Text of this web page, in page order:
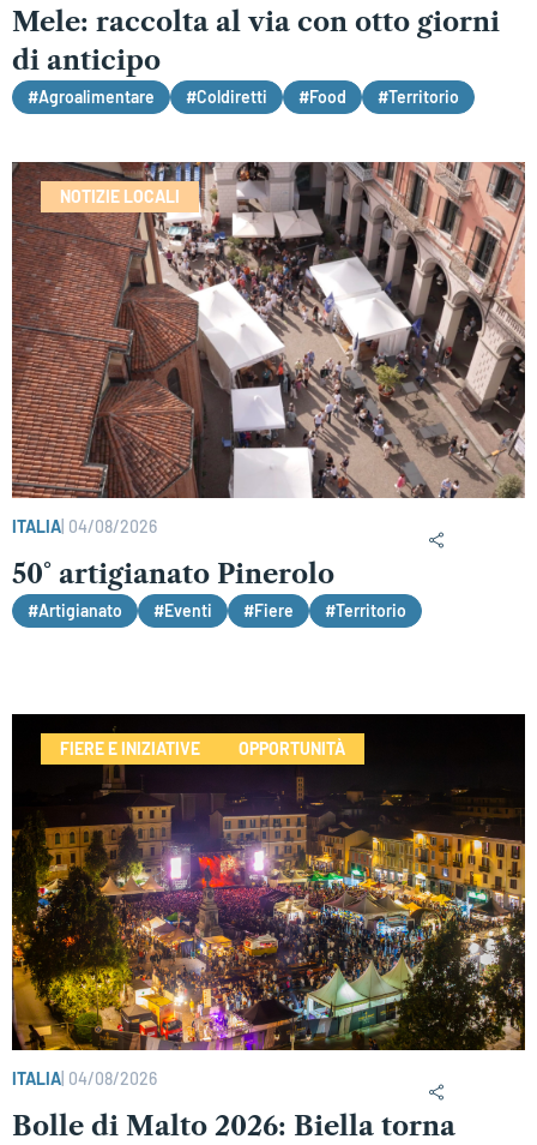
Mele: raccolta al via con otto giorni
di anticipo
#Agroalimentare #Coldiretti #Food #Territorio
NOTIZIE LOCALI
ITALIA 04/08/2026
50° artigianato Pinerolo
#Artigianato #Eventi #Fiere #Territorio
FIERE E INIZIATIVE OPPORTUNITÀ
ITALIA 04/08/2026
Bolle di Malto 2026: Biella torna